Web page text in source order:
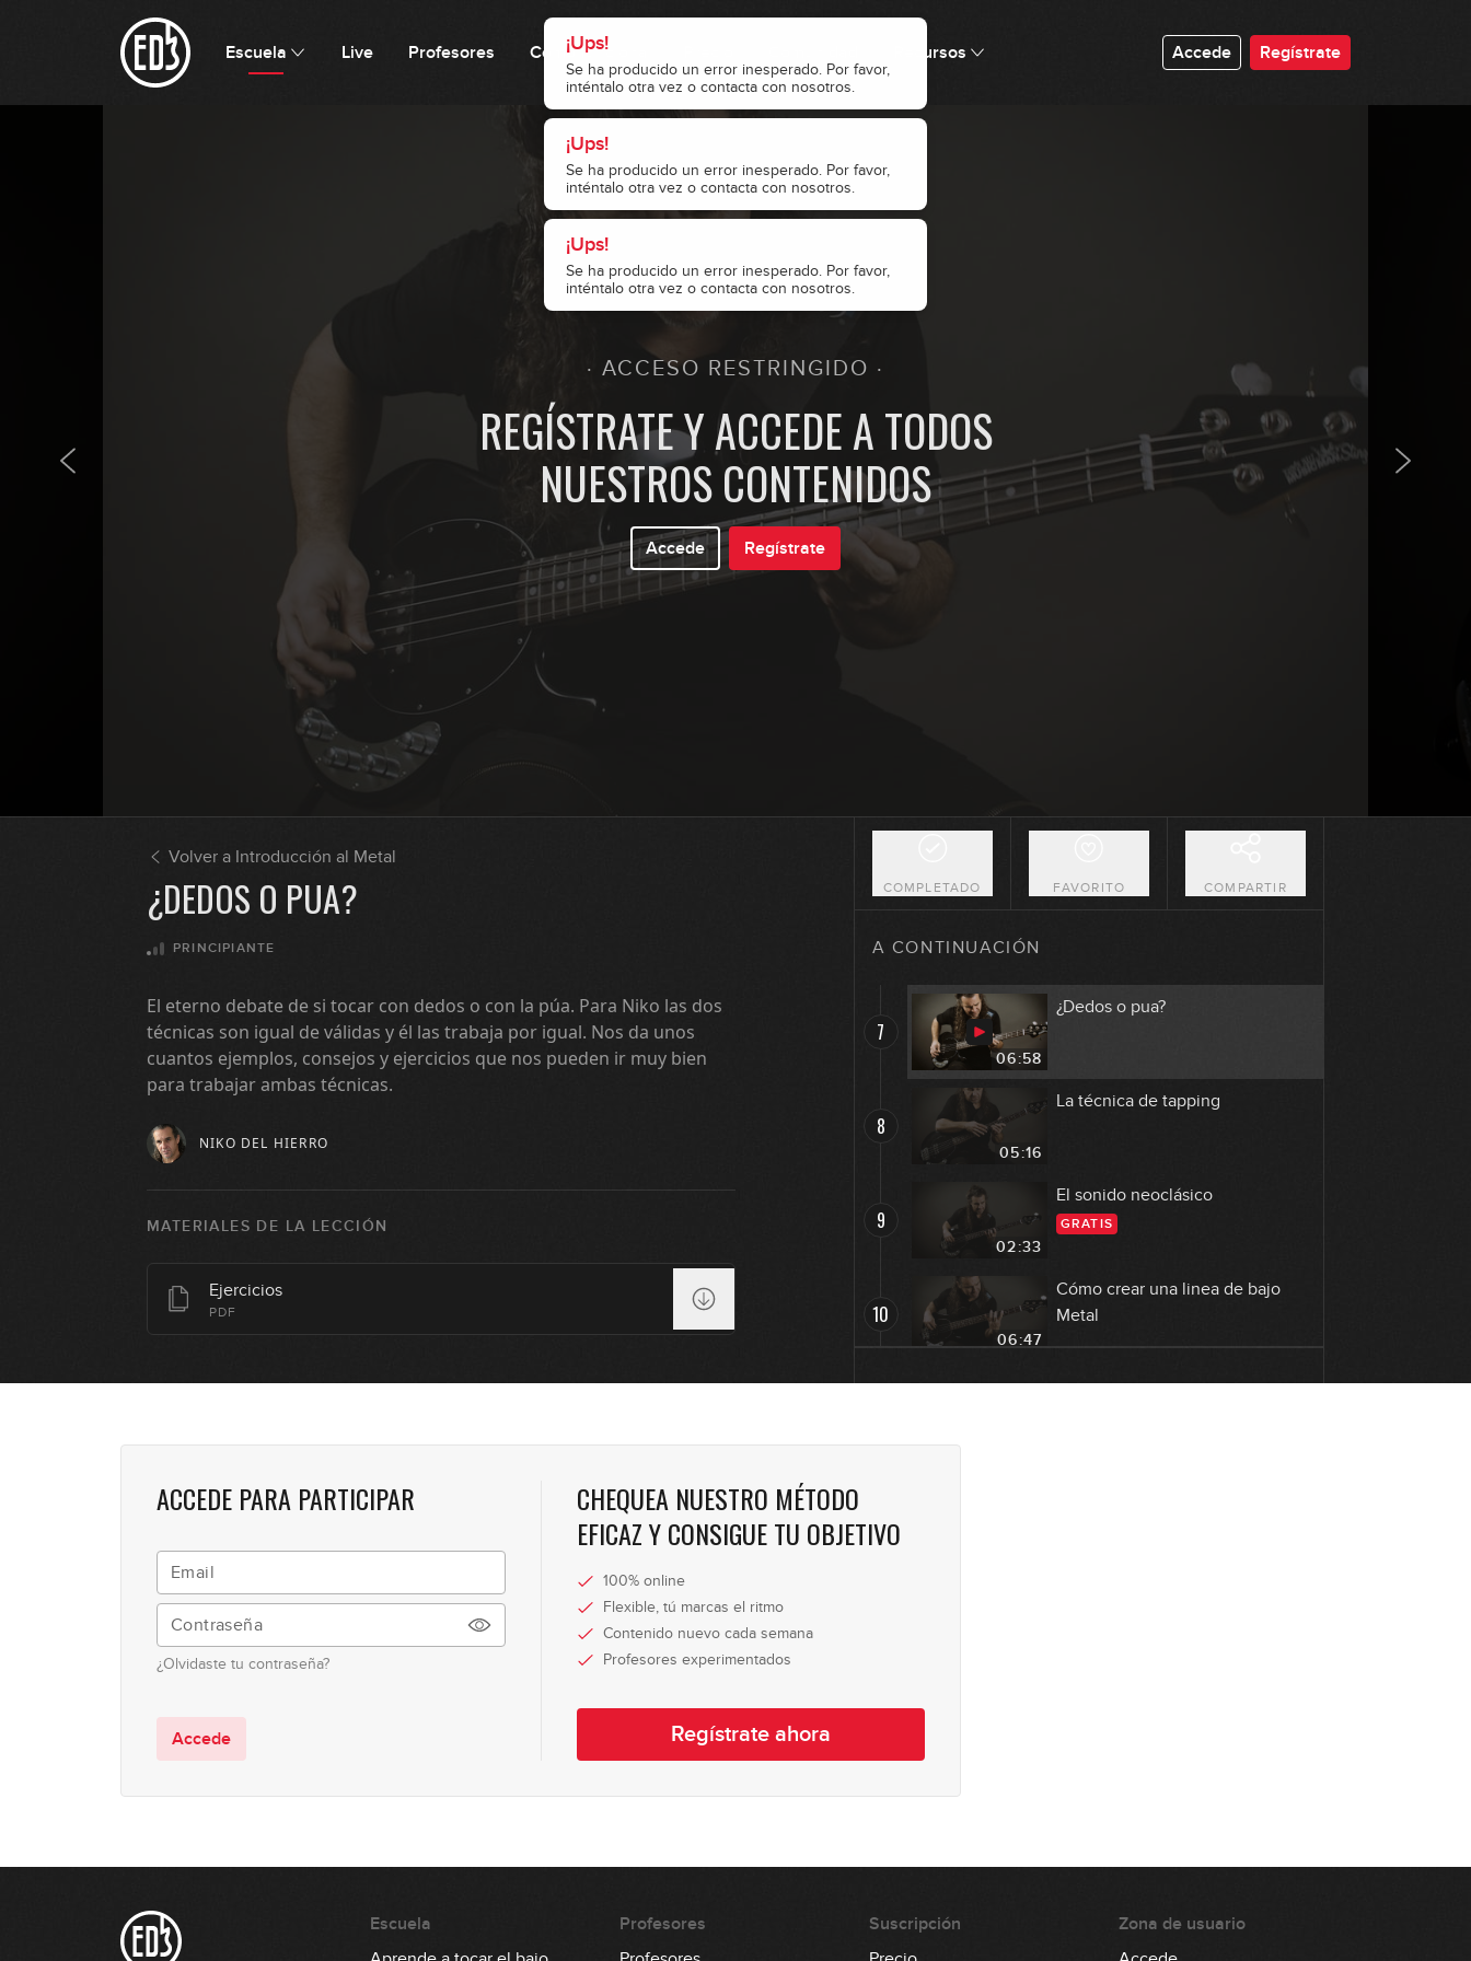
Escuela Live Profesores Cómo funciona Recursos Accede Regístrate
· ACCESO RESTRINGIDO ·
REGÍSTRATE Y ACCEDE A TODOS
NUESTROS CONTENIDOS
Accede Regístrate
Volver a Introducción al Metal
¿DEDOS O PUA?
PRINCIPIANTE
El eterno debate de si tocar con dedos o con la púa. Para Niko las dos
técnicas son igual de válidas y él las trabaja por igual. Nos da unos
cuantos ejemplos, consejos y ejercicios que nos pueden ir muy bien
para trabajar ambas técnicas.
NIKO DEL HIERRO
MATERIALES DE LA LECCIÓN
Ejercicios
PDF
COMPLETADO FAVORITO COMPARTIR
A CONTINUACIÓN
1
04:10
Los orígenes del Metal
GRATIS
2
Pedales de efectos
6
Afinaciones
7
06:58
¿Dedos o pua?
8
05:16
La técnica de tapping
9
02:33
El sonido neoclásico
GRATIS
10
06:47
Cómo crear una linea de bajo
Metal
Saratoga - No sufriré jamás por ti
ACCEDE PARA PARTICIPAR
¿Olvidaste tu contraseña?
Accede
CHEQUEA NUESTRO MÉTODO
EFICAZ Y CONSIGUE TU OBJETIVO
100% online
Flexible, tú marcas el ritmo
Contenido nuevo cada semana
Profesores experimentados
Regístrate ahora
Escuela
Profesores
Suscripción
Zona de usuario